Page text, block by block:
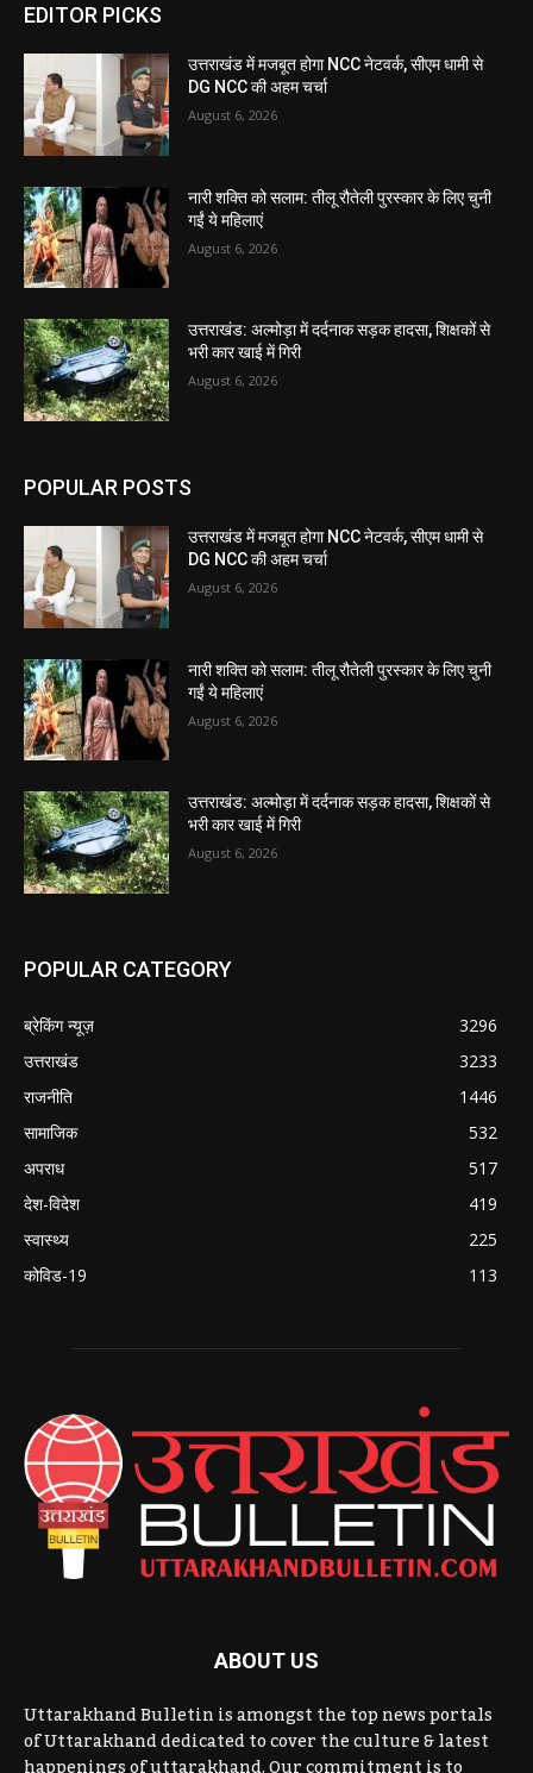
EDITOR PICKS
उत्तराखंड में मजबूत होगा NCC नेटवर्क, सीएम धामी से
DG NCC की अहम चर्चा
August 6, 2026
नारी शक्ति को सलाम: तीलू रौतेली पुरस्कार के लिए चुनी
गईं ये महिलाएं
August 6, 2026
उत्तराखंड: अल्मोड़ा में दर्दनाक सड़क हादसा, शिक्षकों से
भरी कार खाई में गिरी
August 6, 2026
POPULAR POSTS
उत्तराखंड में मजबूत होगा NCC नेटवर्क, सीएम धामी से
DG NCC की अहम चर्चा
August 6, 2026
नारी शक्ति को सलाम: तीलू रौतेली पुरस्कार के लिए चुनी
गईं ये महिलाएं
August 6, 2026
उत्तराखंड: अल्मोड़ा में दर्दनाक सड़क हादसा, शिक्षकों से
भरी कार खाई में गिरी
August 6, 2026
POPULAR CATEGORY
ब्रेकिंग न्यूज़
3296
उत्तराखंड
3233
राजनीति
1446
सामाजिक
532
अपराध
517
देश-विदेश
419
स्वास्थ्य
225
कोविड-19
113
ABOUT US
Uttarakhand Bulletin is amongst the top news portals
of Uttarakhand dedicated to cover the culture & latest